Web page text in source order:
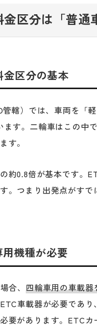
区分は「普通
金区分の基本
管轄）では、車両を「
ます。二輪車はこの中
す。
約0.8倍が基本です。
。つまり出発点がす
機種が必要
合、四輪車用の車載
車載器が必要であ
要があります。ETC